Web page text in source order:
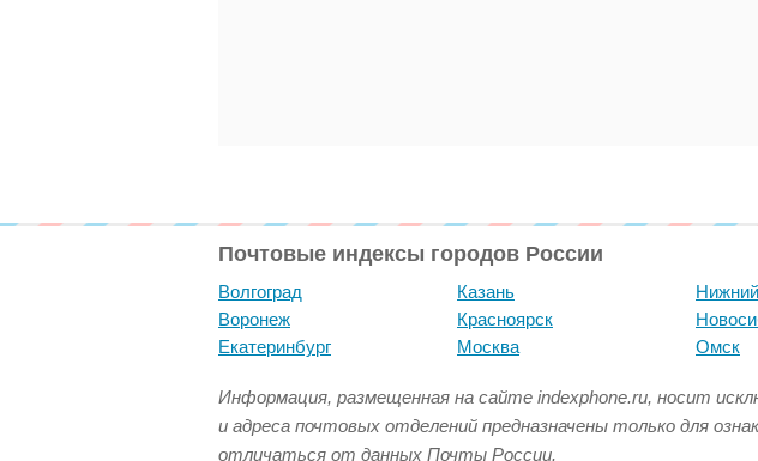
Почтовые индексы городов России
Волгоград
Воронеж
Екатеринбург
Казань
Красноярск
Москва
Омск
Информация, размещенная на сайте indexphone.ru, носит
и адреса почтовых отделений предназначены только для
отличаться от данных Почты России.